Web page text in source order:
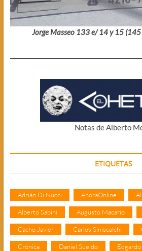
Jorge Masseo 133 e/ 14 y 15
Notas de Alberto
ETIQUETAS
Adrián Di Nucci AhoraOnline
Alberto Sabini Augusto Macario
Cacho Javier Carlos Siniscalchi
Crónica Daniel Sueldo